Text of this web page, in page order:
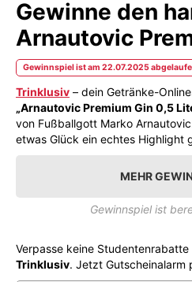
Gewinne den
Arnautovic
Gewinnspiel ist am 22.07.2025
Trinklusiv – dein Getränke-
„Arnautovic Premium Gin 0,5
von Fußballgott Marko
etwas Glück ein echtes Highlight
MEHR
Gewinnspiel ist
Verpasse keine
Trinklusiv. Jetzt Gutscheinalarm